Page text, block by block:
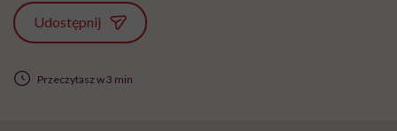
Udostępnij
Przeczytasz w 3 min